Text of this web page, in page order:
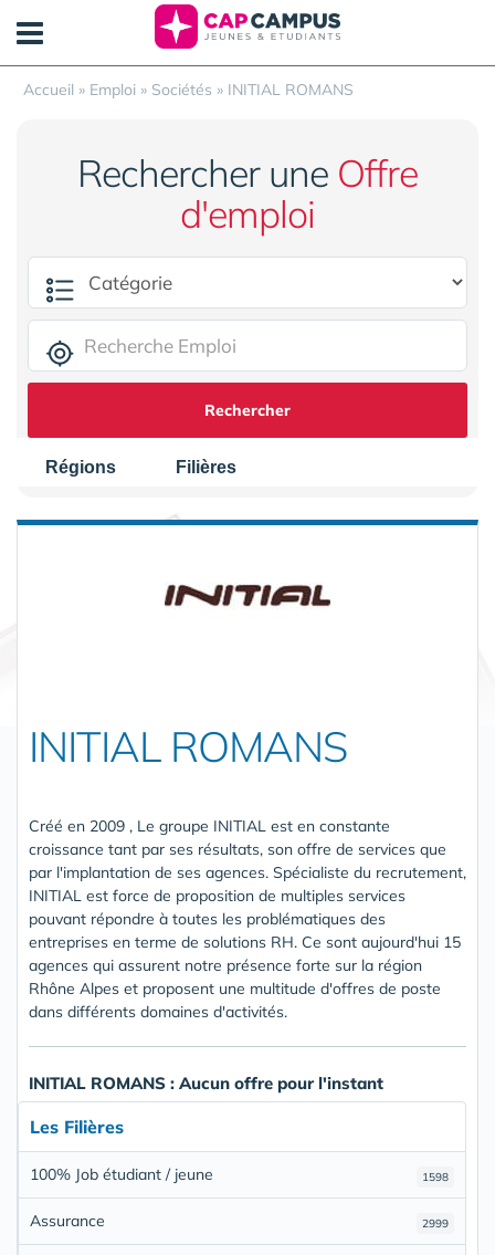
Accueil » Emploi » Sociétés » INITIAL ROMANS
Rechercher une Offre
d'emploi
Rechercher
Régions Filières
INITIAL ROMANS
Créé en 2009 , Le groupe INITIAL est en constante
croissance tant par ses résultats, son offre de services que
par l'implantation de ses agences. Spécialiste du recrutement,
INITIAL est force de proposition de multiples services
pouvant répondre à toutes les problématiques des
entreprises en terme de solutions RH. Ce sont aujourd'hui 15
agences qui assurent notre présence forte sur la région
Rhône Alpes et proposent une multitude d'offres de poste
dans différents domaines d'activités.
INITIAL ROMANS : Aucun offre pour l'instant
Les Filières
1598
100% Job étudiant / jeune
2999
Assurance
Panneau de gestion des cookies